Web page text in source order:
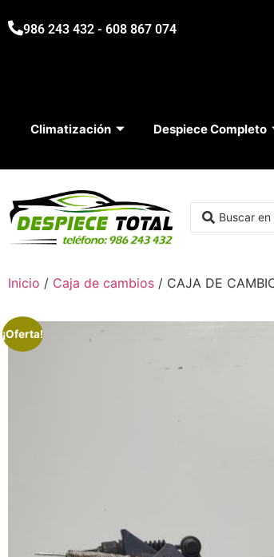
986 243 432 - 608 867 074
Climatización Despiece Completo
Inicio / Caja de cambios / CAJA DE
¡Oferta!